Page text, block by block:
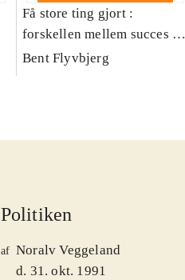
Få store ting gjort :
forskellen mellem succes og
fiasko i alle slags projekter
Bent Flyvbjerg
Politiken
af Noralv Veggeland
d. 31. okt. 1991